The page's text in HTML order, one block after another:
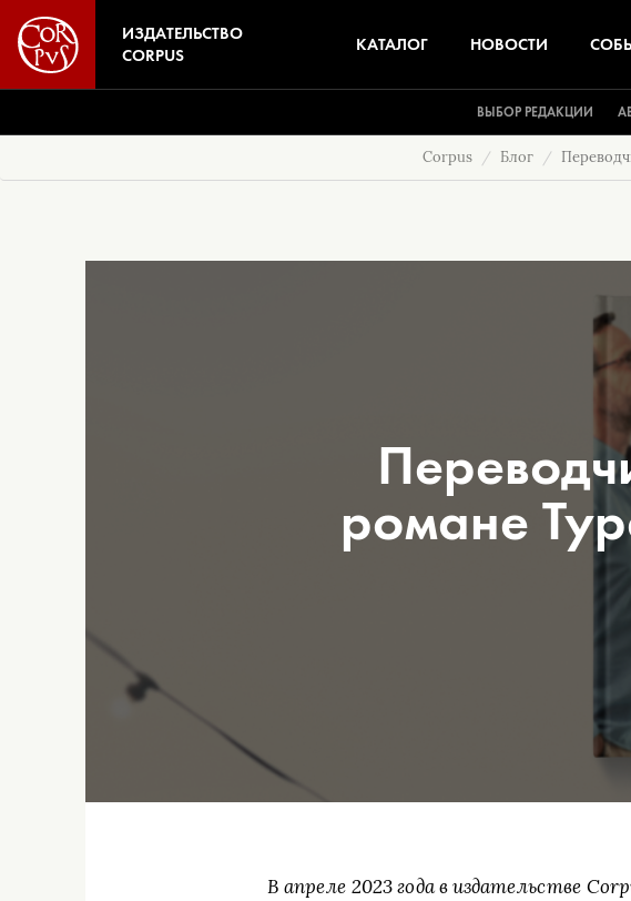
ИЗДАТЕЛЬСТВО
CORPUS
КАТАЛОГ НОВОСТИ
ВЫБОР РЕДАКЦИИ
Corpus Блог
романе
В апреле 2023 года в издательстве